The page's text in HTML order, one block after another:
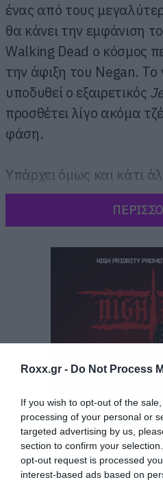
Roxx.gr - Do Not Process
If you wish to opt-out of the
processing of your personal or
targeted advertising by us,
section to confirm your
opt-out request is processed
interest-based ads based on
ένας από τους
θα κάνει την εμφάνιση
Walking Dead ο κόσμος
την άφιξη του Negan. Το
υποδυθεί ο εξαιρετικός
προσθέτει λίγο ακόμα
φάση.
Υπάρχει όμως και κάτι
αναμένεται να
Negan θα σκοτώσει
στο κόμικ είναι πάνω
που μπορούμε να
φινάλε της Κυριακής